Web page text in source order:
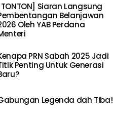
Siaran Langsung
Belanjawan
Oleh YAB Perdana
PRN Sabah 2025 Jadi
Penting Untuk Generasi
Legenda dah Tiba!